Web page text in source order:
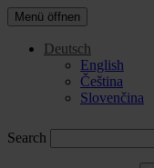
Menü öffnen
Deutsch
English
Čeština
Slovenčina
Search